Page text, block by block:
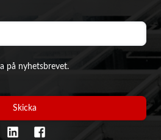
på nyhetsbrevet.
Skicka